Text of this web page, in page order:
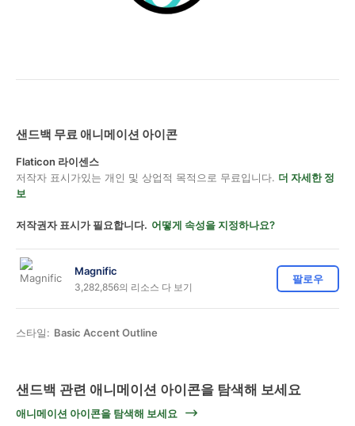
샌드백 무료 애니메이션 아이콘
Flaticon 라이센스
저작자 표시가있는 개인 및 상업적 목적으로 무료입니다. 더 자세한 정
보
저작권자 표시가 필요합니다. 어떻게 속성을 지정하나요?
Magnific
3,282,856의 리소스 다 보기
팔로우
스타일: Basic Accent Outline
샌드백 관련 애니메이션 아이콘을 탐색해 보세요
애니메이션 아이콘을 탐색해 보세요